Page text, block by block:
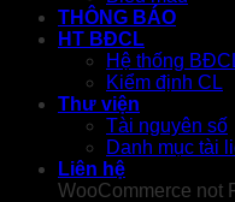
THÔNG BÁO
HT BĐCL
Hệ thống
Kiểm định CL
Thư viện
Tài nguyên số
Danh mục tài
Liên hệ
WooCommerce not